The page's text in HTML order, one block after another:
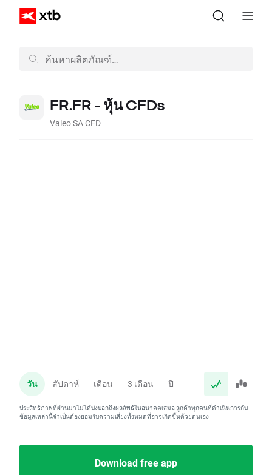
FR.FR - หุ้น CFDs
Valeo SA CFD
วัน สัปดาห์ เดือน 3 เดือน ปี
ประสิทธิภาพที่ผ่านมาไม่ได้บ่งบอกถึงผลลัพธ์ในอนาคตเสมอ ลูกค้าทุกคนที่ดำเนินการกับ
ข้อมูลเหล่านี้จำเป็นต้องยอมรับความเสี่ยงทั้งหมดที่อาจเกิดขึ้นด้วยตนเอง
Download free app